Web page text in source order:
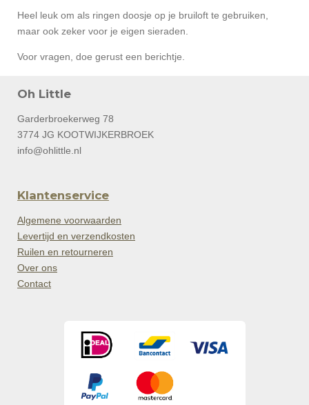
Heel leuk om als ringen doosje op je bruiloft te gebruiken,
maar ook zeker voor je eigen sieraden.
Voor vragen, doe gerust een berichtje.
Oh Little
Garderbroekerweg 78
3774 JG KOOTWIJKERBROEK
info@ohlittle.nl
Klantenservice
Algemene voorwaarden
Levertijd en verzendkosten
Ruilen en retourneren
Over ons
Contact